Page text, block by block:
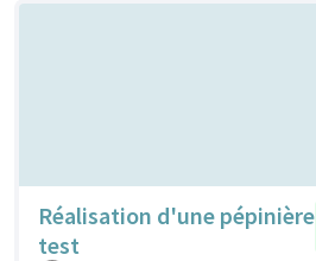
Réalisation d'une pépinière
test